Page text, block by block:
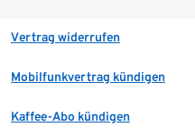
Vertrag widerrufen
Mobilfunkvertrag kündigen
Kaffee-Abo kündigen